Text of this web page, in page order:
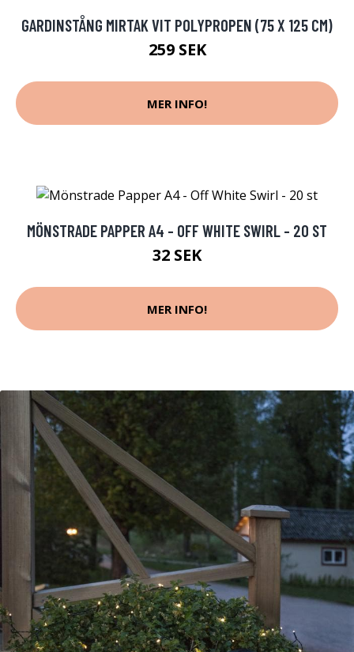
GARDINSTÅNG MIRTAK VIT POLYPROPEN (75 X 125 CM)
259 SEK
MER INFO!
MÖNSTRADE PAPPER A4 - OFF WHITE SWIRL - 20 ST
32 SEK
MER INFO!